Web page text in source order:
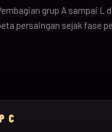
grup A sampai L
persaingan sejak fase
C